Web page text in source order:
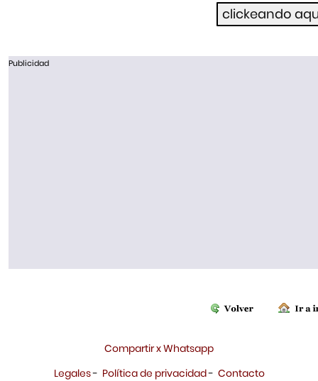
Publicidad
Compartir x Whatsapp
Legales- Política de privacidad- Contacto